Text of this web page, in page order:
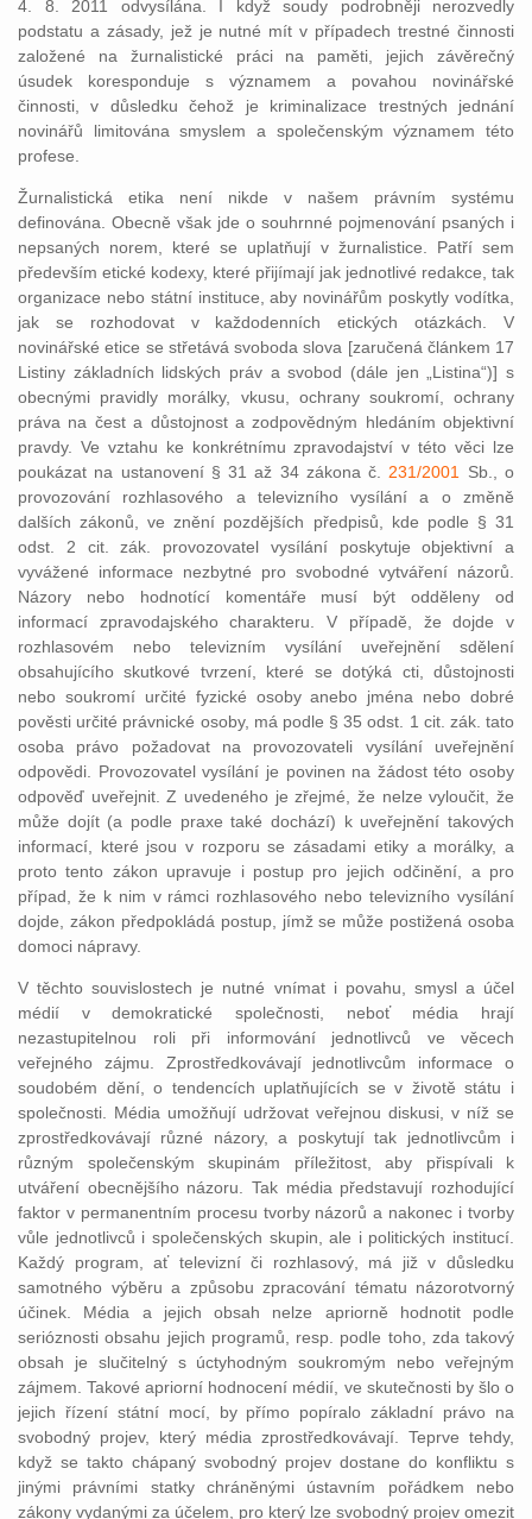
4. 8. 2011 odvysílána. I když soudy podrobněji nerozvedly
podstatu a zásady, jež je nutné mít v případech trestné činnosti
založené na žurnalistické práci na paměti, jejich závěrečný
úsudek koresponduje s významem a povahou novinářské
činnosti, v důsledku čehož je kriminalizace trestných jednání
novinářů limitována smyslem a společenským významem této
profese.
Žurnalistická etika není nikde v našem právním systému
definována. Obecně však jde o souhrnné pojmenování psaných i
nepsaných norem, které se uplatňují v žurnalistice. Patří sem
především etické kodexy, které přijímají jak jednotlivé redakce, tak
organizace nebo státní instituce, aby novinářům poskytly vodítka,
jak se rozhodovat v každodenních etických otázkách. V
novinářské etice se střetává svoboda slova [zaručená článkem 17
Listiny základních lidských práv a svobod (dále jen „Listina“)] s
obecnými pravidly morálky, vkusu, ochrany soukromí, ochrany
práva na čest a důstojnost a zodpovědným hledáním objektivní
pravdy. Ve vztahu ke konkrétnímu zpravodajství v této věci lze
poukázat na ustanovení § 31 až 34 zákona č. 231/2001
Sb., o
provozování rozhlasového a televizního vysílání a o změně
dalších zákonů, ve znění pozdějších předpisů, kde podle § 31
odst. 2 cit. zák. provozovatel vysílání poskytuje objektivní a
vyvážené informace nezbytné pro svobodné vytváření názorů.
Názory nebo hodnotící komentáře musí být odděleny od
informací zpravodajského charakteru. V případě, že dojde v
rozhlasovém nebo televizním vysílání uveřejnění sdělení
obsahujícího skutkové tvrzení, které se dotýká cti, důstojnosti
nebo soukromí určité fyzické osoby anebo jména nebo dobré
pověsti určité právnické osoby, má podle § 35 odst. 1 cit. zák. tato
osoba právo požadovat na provozovateli vysílání uveřejnění
odpovědi. Provozovatel vysílání je povinen na žádost této osoby
odpověď uveřejnit. Z uvedeného je zřejmé, že nelze vyloučit, že
může dojít (a podle praxe také dochází) k uveřejnění takových
informací, které jsou v rozporu se zásadami etiky a morálky, a
proto tento zákon upravuje i postup pro jejich odčinění, a pro
případ, že k nim v rámci rozhlasového nebo televizního vysílání
dojde, zákon předpokládá postup, jímž se může postižená osoba
domoci nápravy.
V těchto souvislostech je nutné vnímat i povahu, smysl a účel
médií v demokratické společnosti, neboť média hrají
nezastupitelnou roli při informování jednotlivců ve věcech
veřejného zájmu. Zprostředkovávají jednotlivcům informace o
soudobém dění, o tendencích uplatňujících se v životě státu i
společnosti. Média umožňují udržovat veřejnou diskusi, v níž se
zprostředkovávají různé názory, a poskytují tak jednotlivcům i
různým společenským skupinám příležitost, aby přispívali k
utváření obecnějšího názoru. Tak média představují rozhodující
faktor v permanentním procesu tvorby názorů a nakonec i tvorby
vůle jednotlivců i společenských skupin, ale i politických institucí.
Každý program, ať televizní či rozhlasový, má již v důsledku
samotného výběru a způsobu zpracování tématu názorotvorný
účinek. Média a jejich obsah nelze apriorně hodnotit podle
serióznosti obsahu jejich programů, resp. podle toho, zda takový
obsah je slučitelný s úctyhodným soukromým nebo veřejným
zájmem. Takové apriorní hodnocení médií, ve skutečnosti by šlo o
jejich řízení státní mocí, by přímo popíralo základní právo na
svobodný projev, který média zprostředkovávají. Teprve tehdy,
když se takto chápaný svobodný projev dostane do konfliktu s
jinými právními statky chráněnými ústavním pořádkem nebo
zákony vydanými za účelem, pro který lze svobodný projev omezit